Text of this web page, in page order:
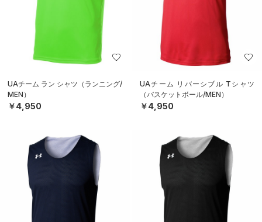
UAチーム ラン シャツ（ランニング/
MEN）
￥4,950
UAチーム リバーシブル Tシャツ
（バスケットボール/MEN）
￥4,950